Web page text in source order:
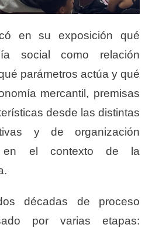
en su exposición qué
social como relación
parámetros actúa y qué
mercantil, premisas
desde las distintas
y de organización
en el contexto de la
décadas de proceso
por varias etapas: